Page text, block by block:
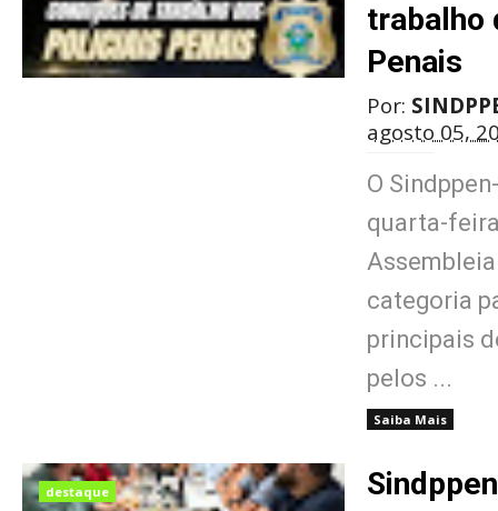
trabalho
Penais
Por:
agosto 05,
O
quarta-
categoria
principais
pelos ...
Saiba Mais
destaque